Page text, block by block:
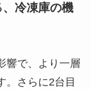
冷凍庫の機
響で、より一層
。さらに2台目